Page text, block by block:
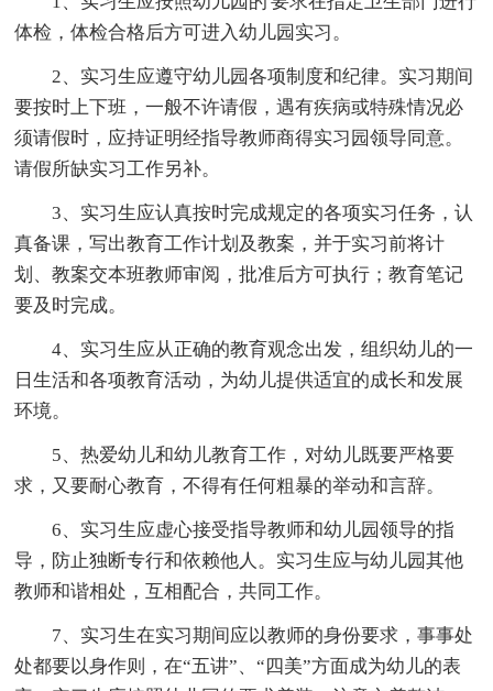
体检，体检合格后方可进入幼儿园实习。
2、实习生应遵守幼儿园各项制度和纪律。实习期间
要按时上下班，一般不许请假，遇有疾病或特殊情况必
须请假时，应持证明经指导教师商得实习园领导同意。
请假所缺实习工作另补。
3、实习生应认真按时完成规定的各项实习任务，认
真备课，写出教育工作计划及教案，并于实习前将计
划、教案交本班教师审阅，批准后方可执行；教育笔记
要及时完成。
4、实习生应从正确的教育观念出发，组织幼儿的一
日生活和各项教育活动，为幼儿提供适宜的成长和发展
环境。
5、热爱幼儿和幼儿教育工作，对幼儿既要严格要
求，又要耐心教育，不得有任何粗暴的举动和言辞。
6、实习生应虚心接受指导教师和幼儿园领导的指
导，防止独断专行和依赖他人。实习生应与幼儿园其他
教师和谐相处，互相配合，共同工作。
7、实习生在实习期间应以教师的身份要求，事事处
处都要以身作则，在“五讲”、“四美”方面成为幼儿的表